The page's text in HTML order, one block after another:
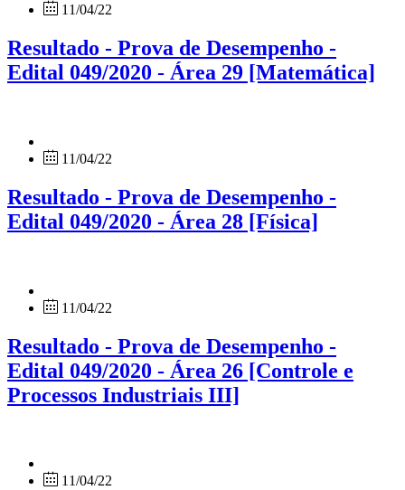
11/04/22
Resultado - Prova de Desempenho -
Edital 049/2020 - Área 29 [Matemática]
11/04/22
Resultado - Prova de Desempenho -
Edital 049/2020 - Área 28 [Física]
11/04/22
Resultado - Prova de Desempenho -
Edital 049/2020 - Área 26 [Controle e
Processos Industriais III]
11/04/22